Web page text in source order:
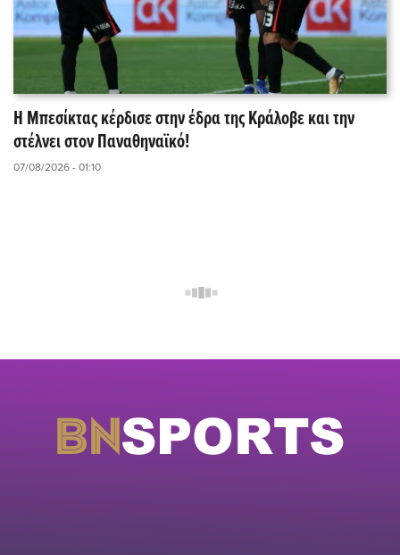
Η Μπεσίκτας κέρδισε στην έδρα της Κράλοβε και την
στέλνει στον Παναθηναϊκό!
07/08/2026 - 01:10